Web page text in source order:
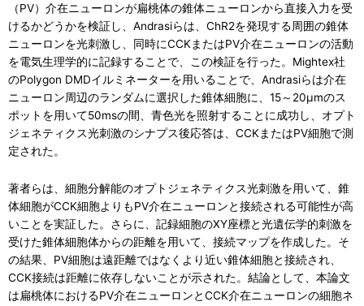
（PV）介在ニューロンが扁桃体の錐体ニューロンから直接入力を受
けるかどうかを検証し、Andrasiらは、ChR2を発現する周囲の錐体
ニューロンを光刺激し、同時にCCKまたはPV介在ニューロンの活動
を電気生理学的に記録することで、この検証を行った。Mightex社
のPolygon DMDイルミネーターを用いることで、Andrasiらは介在
ニューロン周辺のランダムに選択した錐体細胞に、15～20μmのス
ポットを用いて50msの間、青色光を照射することに成功し、オプト
ジェネティクス光刺激のシナプス後応答は、CCKまたはPV細胞で測
定された。
著者らは、細胞分解能のオプトジェネティクス光刺激を用いて、錐
体細胞がCCK細胞よりもPV介在ニューロンと接続される可能性が高
いことを実証した。さらに、記録細胞のXY座標と光遺伝学的刺激を
受けた錐体細胞体からの距離を用いて、接続マップを作成した。そ
の結果、PV細胞は遠距離ではなくより近い錐体細胞と接続され、
CCK接続は距離に依存しないことが示された。結論として、本論文
は扁桃体におけるPV介在ニューロンとCCK介在ニューロンの細胞ネ